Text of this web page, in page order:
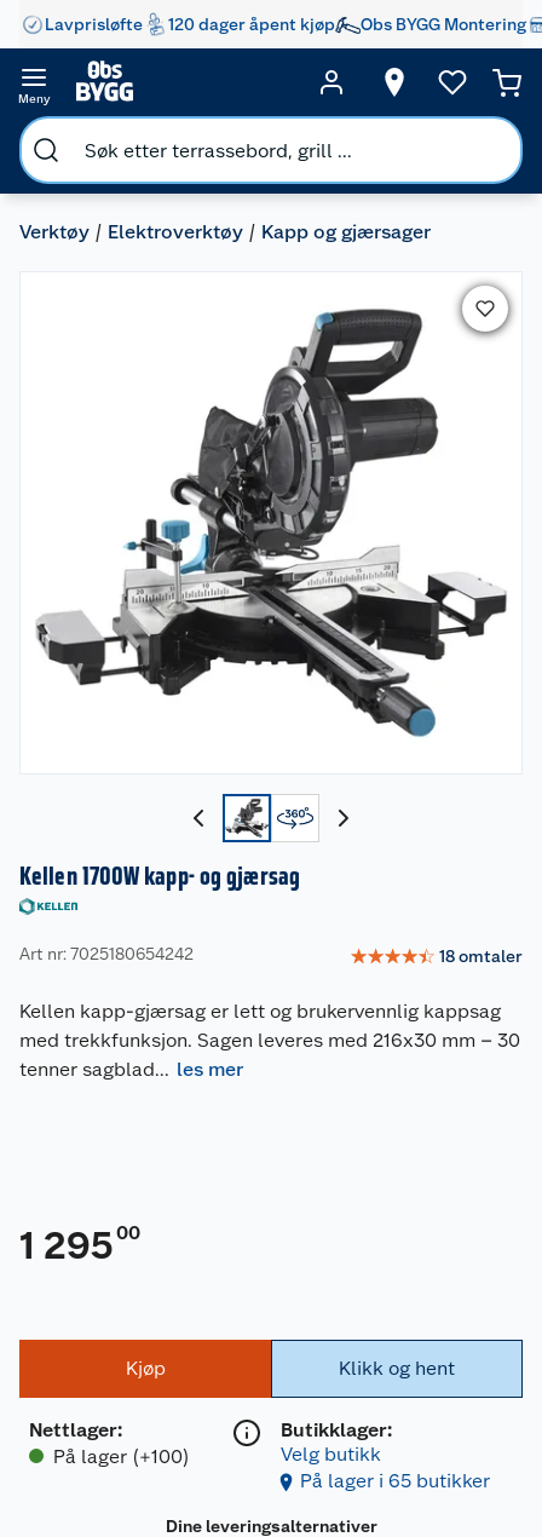
Lavprisløfte 120 dager åpent kjøp Obs BYGG Montering
Meny
Verktøy Elektroverktøy Kapp og gjærsager
Kellen 1700W kapp- og gjærsag
Art nr: 7025180654242 ☆☆☆☆☆ 18omtaler
Kellen kapp-gjærsag er lett og brukervennlig kappsag
med trekkfunksjon. Sagen leveres med 216x30 mm – 30
tenner sagblad... les mer
1 29500
Kjøp
Nettlager:
På lager (+100)
Klikk og hent
Butikklager:
Velg butikk
På lager i 65 butikker
Dine leveringsalternativer